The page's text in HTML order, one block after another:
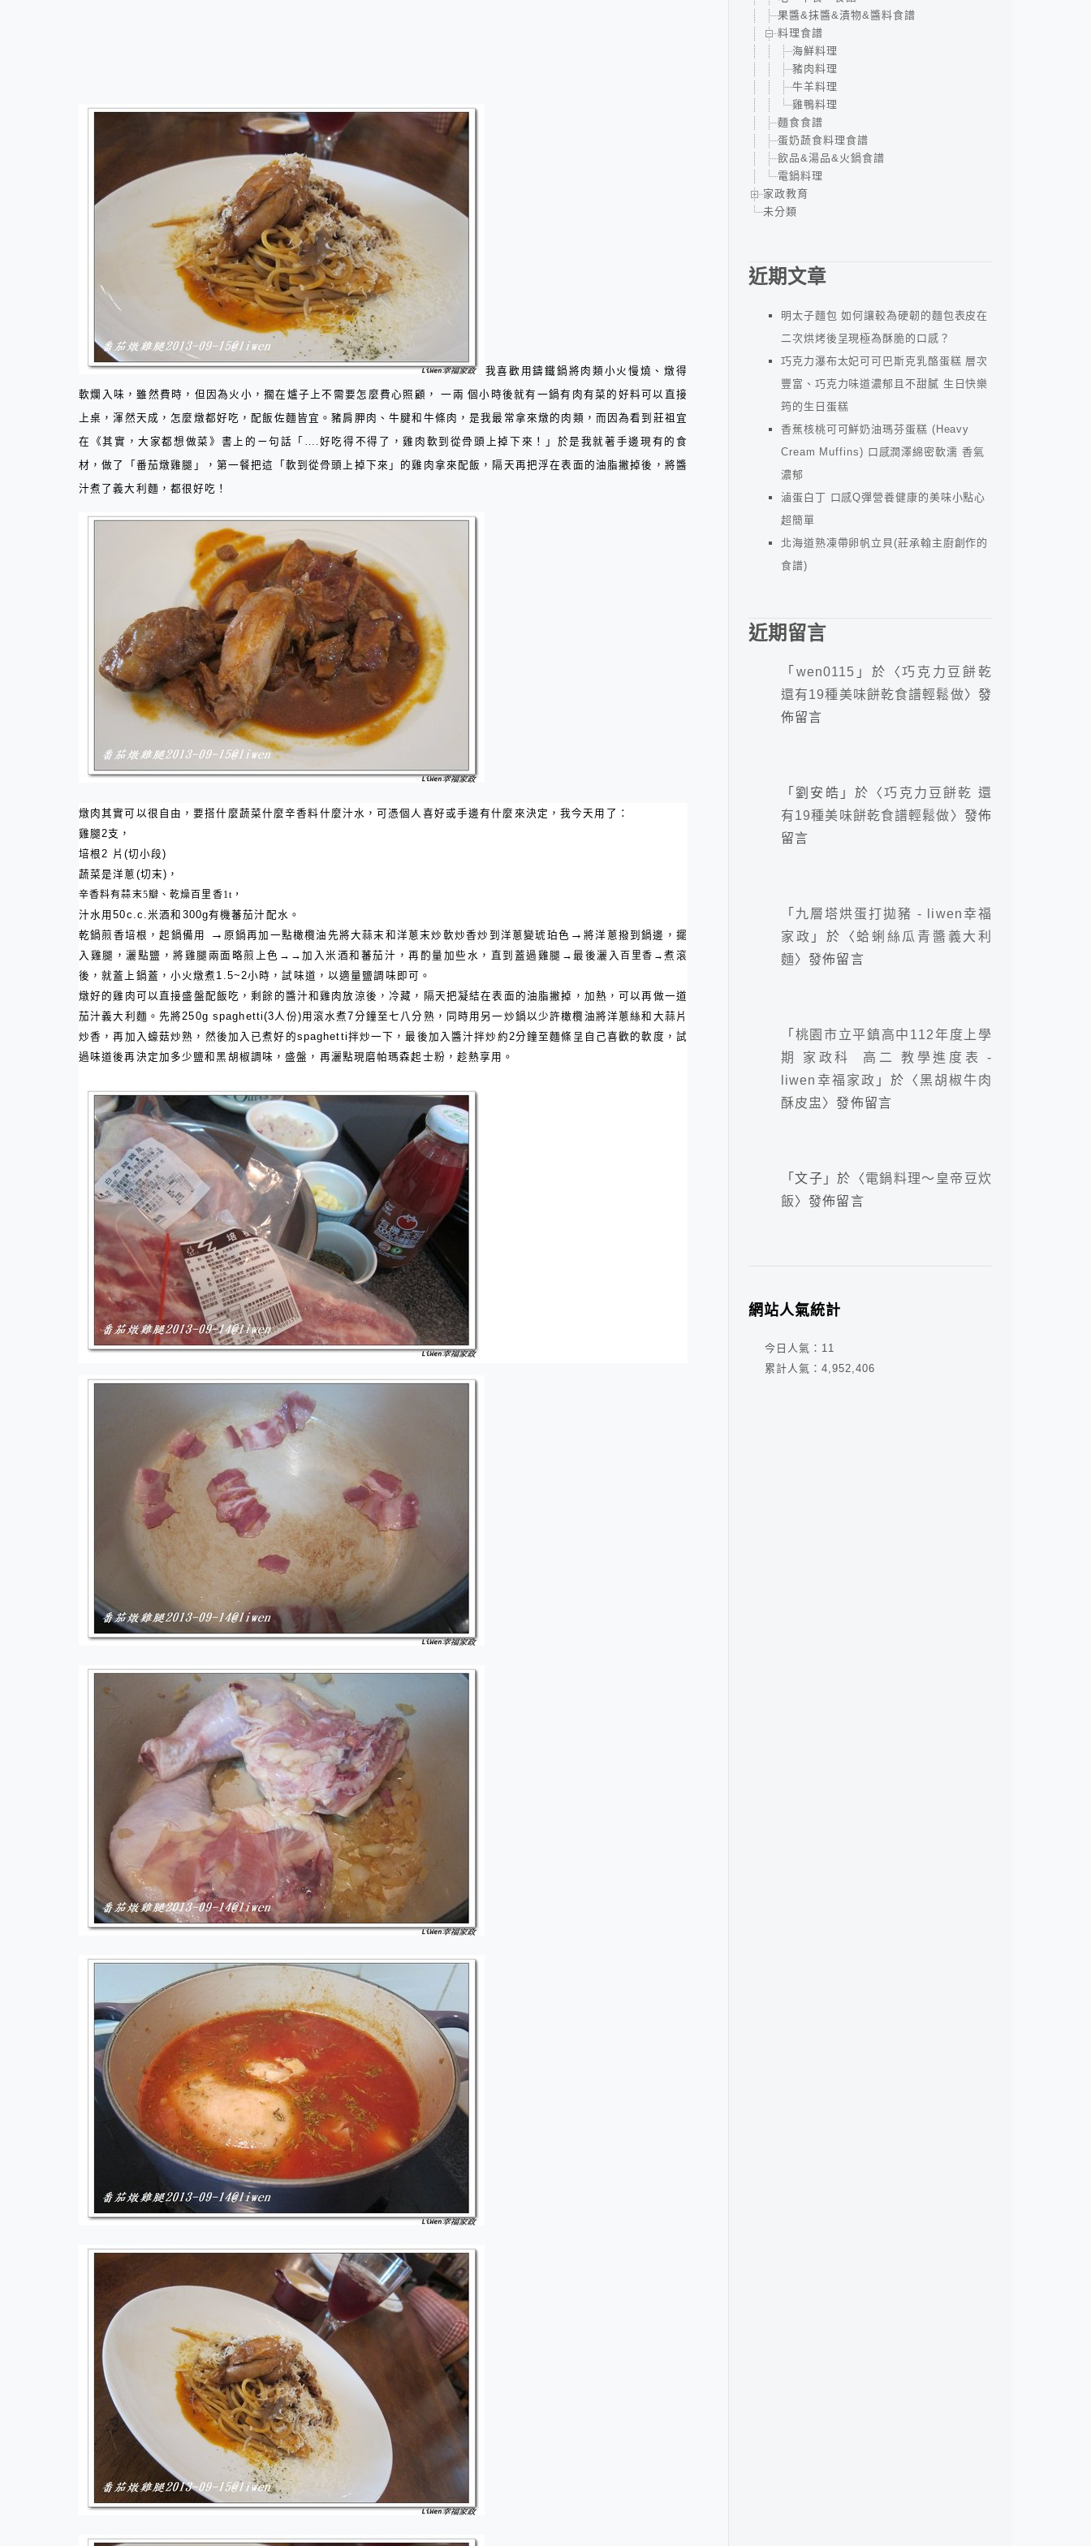
我喜歡用鑄鐵鍋將肉類小火慢燒、燉得
軟爛入味，雖然費時，但因為火小，擱在爐子上不需要怎麼費心照顧， 一兩 個小時後就有一鍋有肉有菜的好料可以直接
上桌，渾然天成，怎麼燉都好吃，配飯佐麵皆宜。豬肩胛肉、牛腱和牛條肉，是我最常拿來燉的肉類，而因為看到莊祖宜
在《其實，大家都想做菜》書上的ㄧ句話「 ….好吃得不得了，雞肉軟到從骨頭上掉下來！」於是我就著手邊現有的食
材，做了「番茄燉雞腿」，第一餐把這「軟到從骨頭上掉下來」的雞肉拿來配飯，隔天再把浮在表面的油脂撇掉後，將醬
汁煮了義大利麵，都很好吃！
燉肉其實可以很自由，要搭什麼蔬菜什麼辛香料什麼汁水，可憑個人喜好或手邊有什麼來決定，我今天用了：
雞腿2支，
培根2 片 (切小段 )
蔬菜是洋蔥 (切末 ) ，
辛香料有蒜末5瓣、乾燥百里香1t，
汁水用50c .c.米酒和 300g有機蕃茄汁配水。
乾鍋煎香培根，起鍋備用
→ 原鍋再加一點橄欖油先將大蒜末和洋蔥末炒軟炒香炒到洋蔥變琥珀色 →將洋蔥撥到鍋邊，擺
入雞腿，灑點鹽，將雞腿兩面略煎上色→→加入米酒和蕃茄汁，再酌量加些水，直到蓋過雞腿→最後灑入 百里香→ 煮滾
後，就蓋上鍋蓋，小火燉煮 1.5~2小時，試味道，以適量鹽調味即可。
燉好的雞肉可以直接盛盤配飯吃，剩餘的醬汁和雞肉放涼後，冷藏，隔天把凝結在表面的油脂撇掉，加熱，可以再做一道
茄汁義大利麵。先將250g spaghetti(3人份 )用滾水煮 7分鐘至七八分熟，同時用另一炒鍋以少許橄欖油將洋蔥絲和大蒜片
炒香，再加入蠔菇炒熟，然後加入已煮好的spaghetti拌炒一下，最後加入醬汁拌炒約2分鐘至麵條呈自己喜歡的軟度，試
過味道後再決定加多少鹽和黑胡椒調味，盛盤，再灑點現磨帕瑪森起士粉，趁熱享用。
果醬&抹醬&漬物&醬料食譜
料理食譜
海鮮料理
豬肉料理
牛羊料理
雞鴨料理
麵食食譜
蛋奶蔬食料理食譜
飲品&湯品&火鍋食譜
電鍋料理
家政教育
未分類
近期文章
明太子麵包 如何讓較為硬韌的麵包表皮在
二次烘烤後呈現極為酥脆的口感？
巧克力瀑布太妃可可巴斯克乳酪蛋糕 層次
豐富、巧克力味道濃郁且不甜膩 生日快樂
筠的生日蛋糕
香蕉核桃可可鮮奶油瑪芬蛋糕 (Heavy
Cream Muffins) 口感潤澤綿密軟濡 香氣
濃郁
滷蛋白丁 口感Q彈營養健康的美味小點心
超簡單
北海道熟凍帶卵帆立貝(莊承翰主廚創作的
食譜)
近期留言
「 wen0115 」於〈巧克力豆餅乾
還有19種美味餅乾食譜輕鬆做〉發
佈留言
「劉安皓 」於〈巧克力豆餅乾 還
有19種美味餅乾食譜輕鬆做〉發佈
留言
「 九層塔烘蛋打拋豬 - liwen幸福
家政 」於〈 蛤蜊絲瓜青醬義大利
麵〉發佈留言
「 桃園市立平鎮高中112年度上學
期 家政科 高二 教學進度表 -
liwen幸福家政 」於〈 黑胡椒牛肉
酥皮盅 〉發佈留言
「文子 」於〈電鍋料理～皇帝豆炊
飯〉發佈留言
網站人氣統計
今日人氣： 11
累計人氣： 4,952,406